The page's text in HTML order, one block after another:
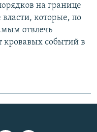
на границе
которые, по
отвлечь
кровавых событий в